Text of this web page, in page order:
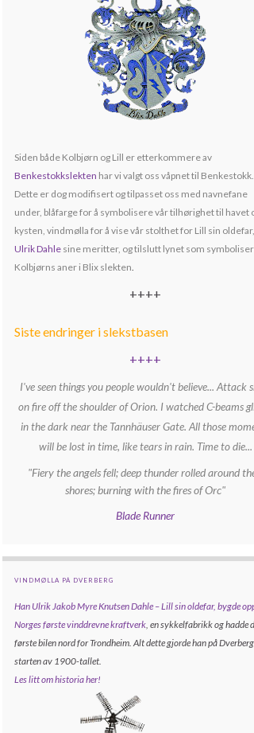
Siden både Kolbjørn og Lill er etterkommere av
Benkestokkslekten har vi valgt oss våpnet til Benkestokk.
Dette er dog modifisert og tilpasset oss med navnefane
under, blåfarge for å symbolisere vår tilhørighet til havet
kysten, vindmølla for å vise vår stolthet for Lill sin oldefar,
Ulrik Dahle sine meritter, og tilslutt lynet som
Kolbjørns aner i Blix slekten.
++++
Siste endringer i slekstbasen
++++
I've seen things you people wouldn't believe... Attack
on fire off the shoulder of Orion. I watched C-beams
in the dark near the Tannhäuser Gate. All those
will be lost in time, like tears in rain. Time to die...
"Fiery the angels fell; deep thunder rolled around
shores; burning with the fires of Orc"
Blade Runner
VINDMØLLA PÅ DVERBERG
Han Ulrik Jakob Myre Knutsen Dahle – Lill sin oldefar, bygde
Norges første vinddrevne kraftverk, en sykkelfabrikk og hadde
første bilen nord for Trondheim. Alt dette gjorde han på
starten av 1900-tallet.
Les litt om historia her!